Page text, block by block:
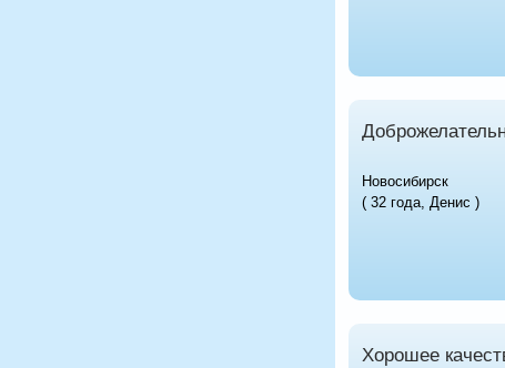
Новосибирск
( 32 года, Денис )
Хорошее